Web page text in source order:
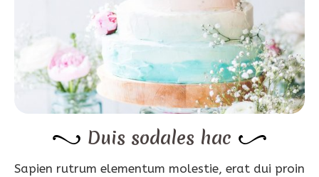
Duis sodales hac
Sapien rutrum elementum molestie, erat dui proin